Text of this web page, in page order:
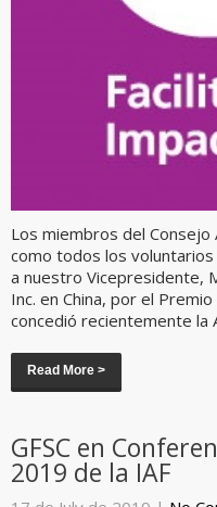
Los miembros del
como todos los voluntarios
a nuestro Vicepresidente,
Inc. en China, por el
concedió recientemente la
Read More >
GFSC en
2019 de la IAF